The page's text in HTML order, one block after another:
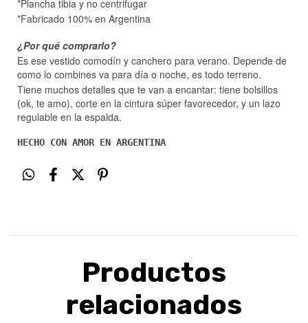
*Plancha tibia y no centrifugar
*Fabricado 100% en Argentina
¿Por qué comprarlo?
Es ese vestido comodín y canchero para verano. Depende de
como lo combines va para día o noche, es todo terreno.
Tiene muchos detalles que te van a encantar: tiene bolsillos
(ok, te amo), corte en la cintura súper favorecedor, y un lazo
regulable en la espalda.
HECHO CON AMOR EN ARGENTINA
Productos
relacionados